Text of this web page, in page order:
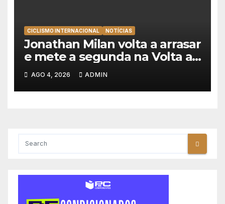
CICLISMO INTERNACIONAL NOTÍCIAS
Jonathan Milan volta a arrasar
e mete a segunda na Volta a
Polónia 2026
AGO 4, 2026 ADMIN